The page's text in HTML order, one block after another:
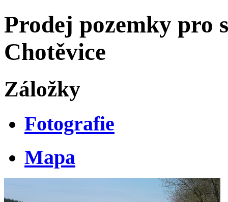
Prodej pozemky pro
Chotěvice
Záložky
Fotografie
Mapa